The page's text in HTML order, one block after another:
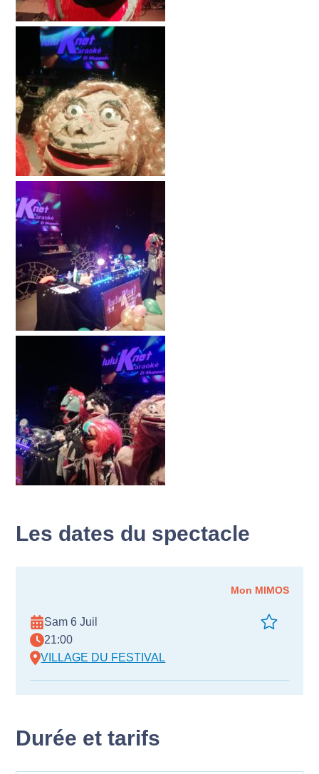
Les dates du spectacle
Mon MIMOS
Sam 6 Juil
21:00
VILLAGE DU FESTIVAL
Durée et tarifs